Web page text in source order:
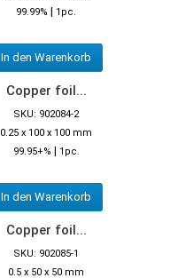
99.99% | 1pc.
In den Warenkorb
Copper foil...
SKU: 902084-2
0.25 x 100 x 100 mm
99.95+% | 1pc.
In den Warenkorb
Copper foil...
SKU: 902085-1
0.5 x 50 x 50 mm